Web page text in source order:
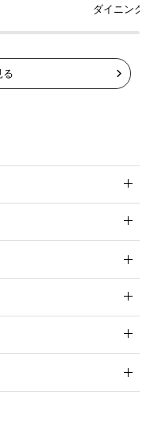
ダイニング
る